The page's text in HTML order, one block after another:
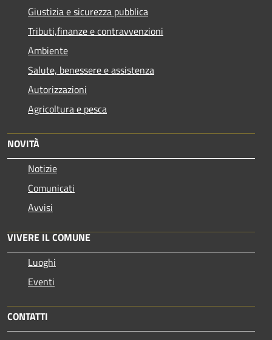
Giustizia e sicurezza pubblica
Tributi,finanze e contravvenzioni
Ambiente
Salute, benessere e assistenza
Autorizzazioni
Agricoltura e pesca
NOVITÀ
Notizie
Comunicati
Avvisi
VIVERE IL COMUNE
Luoghi
Eventi
CONTATTI